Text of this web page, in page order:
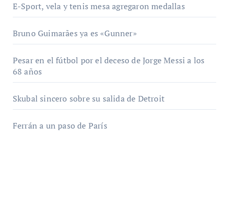
E-Sport, vela y tenis mesa agregaron medallas
Bruno Guimarães ya es «Gunner»
Pesar en el fútbol por el deceso de Jorge Messi a los
68 años
Skubal sincero sobre su salida de Detroit
Ferrán a un paso de París